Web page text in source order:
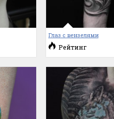
Глаз с вензелями
Рейтинг